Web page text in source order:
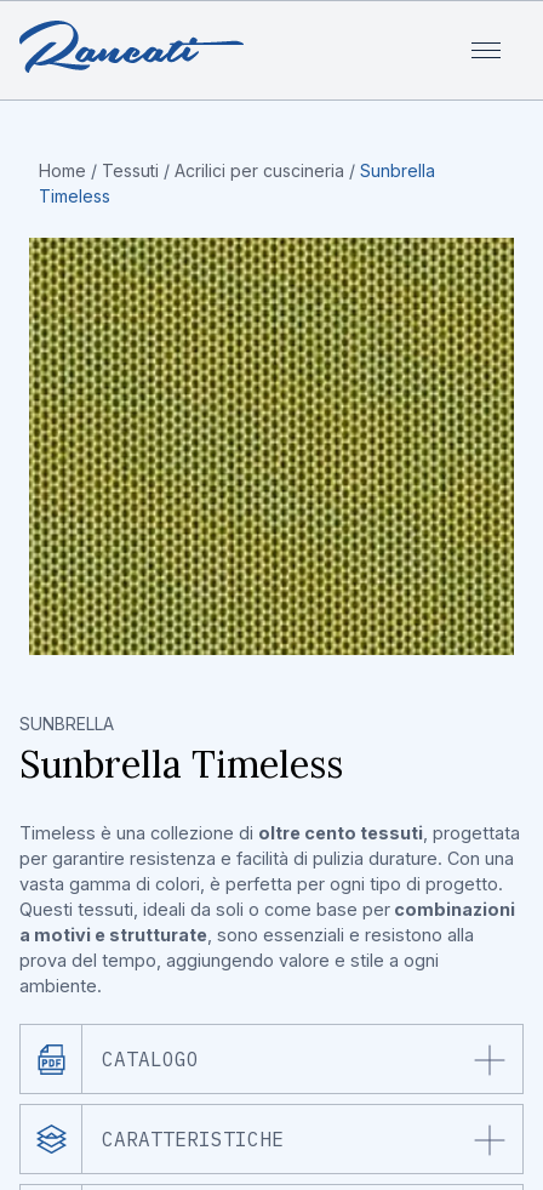
Home / Tessuti / Acrilici per cuscineria / Sunbrella
Timeless
SUNBRELLA
Sunbrella Timeless
Timeless è una collezione di oltre cento tessuti , progettata
per garantire resistenza e facilità di pulizia durature. Con una
vasta gamma di colori, è perfetta per ogni tipo di progetto.
Questi tessuti, ideali da soli o come base per combinazioni
a motivi e strutturate , sono essenziali e resistono alla
prova del tempo, aggiungendo valore e stile a ogni
ambiente.
CATALOGO
CARATTERISTICHE